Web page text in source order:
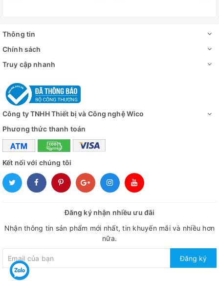
Thông tin
Chính sách
Truy cập nhanh
Công ty TNHH Thiết bị và Công nghệ Wico
Phương thức thanh toán
Kết nối với chúng tôi
Đăng ký nhận nhiều ưu đãi
Nhận thông tin sản phẩm mới nhất, tin khuyến mãi và nhiều hơn
nữa.
Đăng ký